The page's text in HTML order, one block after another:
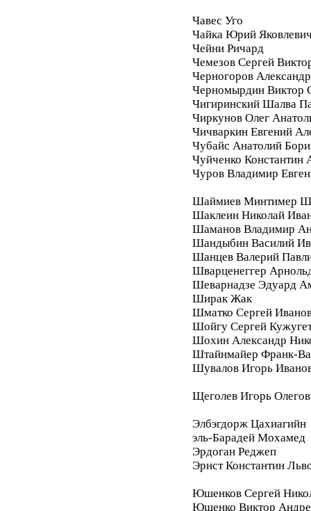
Чавес Уго
Чайка Юрий
Чейни Ричард
Чемезов Сергей
Черногоров
Черномырдин Виктор
Чигиринский Шалва
Чиркунов Олег
Чичваркин Евгений
Чубайс Анатолий
Чуйченко Константин
Чуров Владимир
Шаймиев Минтимер
Шаклеин Николай
Шаманов Владимир
Шандыбин Василий
Шанцев Валерий
Шварценеггер
Шеварнадзе Эдуард
Ширак Жак
Шматко Сергей
Шойгу Сергей
Шохин Александр
Штайнмайер Франк-
Шувалов Игорь
Щеголев Игорь
Элбэгдорж Цахиагийн
эль-Барадей Мохамед
Эрдоган Реджеп
Эрнст Константин
Юшенков Сергей
Ющенко Виктор